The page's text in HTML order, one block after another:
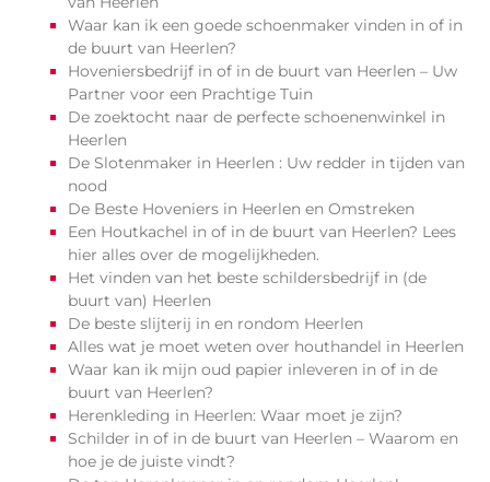
Waar kan ik een goede schoenmaker vinden in of in
de buurt van Heerlen?
Hoveniersbedrijf in of in de buurt van Heerlen – Uw
Partner voor een Prachtige Tuin
De zoektocht naar de perfecte schoenenwinkel in
Heerlen
De Slotenmaker in Heerlen : Uw redder in tijden van
nood
De Beste Hoveniers in Heerlen en Omstreken
Een Houtkachel in of in de buurt van Heerlen? Lees
hier alles over de mogelijkheden.
Het vinden van het beste schildersbedrijf in (de
buurt van) Heerlen
De beste slijterij in en rondom Heerlen
Alles wat je moet weten over houthandel in Heerlen
Waar kan ik mijn oud papier inleveren in of in de
buurt van Heerlen?
Herenkleding in Heerlen: Waar moet je zijn?
Schilder in of in de buurt van Heerlen – Waarom en
hoe je de juiste vindt?